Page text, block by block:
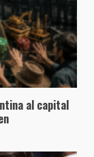
al capital